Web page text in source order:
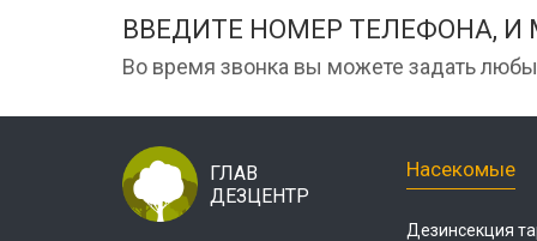
ВВЕДИТЕ НОМЕР ТЕЛЕФОНА,
Во время звонка вы можете задать
ГЛАВ
ДЕЗЦЕНТР
Насекомые
Дезинсекция